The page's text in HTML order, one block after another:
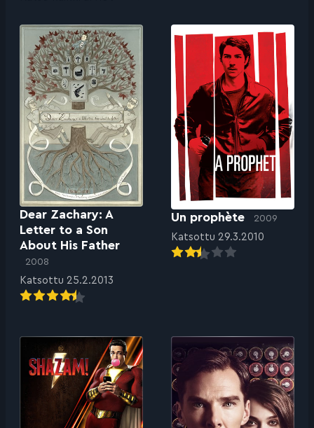
Dear Zachary: A
Letter to a Son
About His Father
2008
Katsottu 25.2.2013
Un prophète 2009
Katsottu 29.3.2010